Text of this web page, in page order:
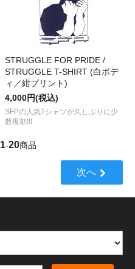
STRUGGLE FOR PRIDE /
STRUGGLE T-SHIRT (白ボデ
ィ／紺プリント)
4,000円(税込)
SFPの人気Tシャツが久しぶりに少
数復刻!!!
1-20商品
次へ